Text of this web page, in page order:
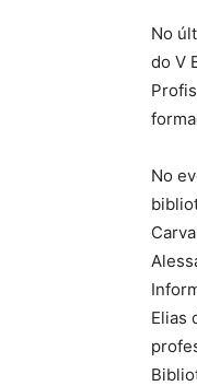
No
do V
No
Elias